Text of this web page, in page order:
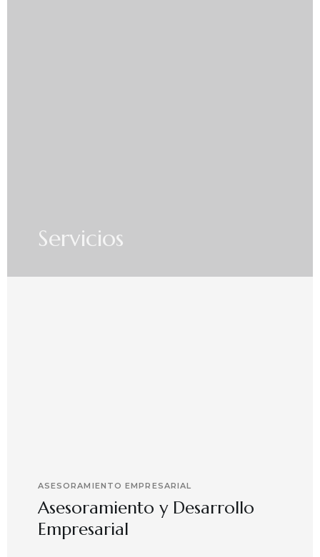
Servicios
ASESORAMIENTO EMPRESARIAL
Asesoramiento y Desarrollo
Empresarial